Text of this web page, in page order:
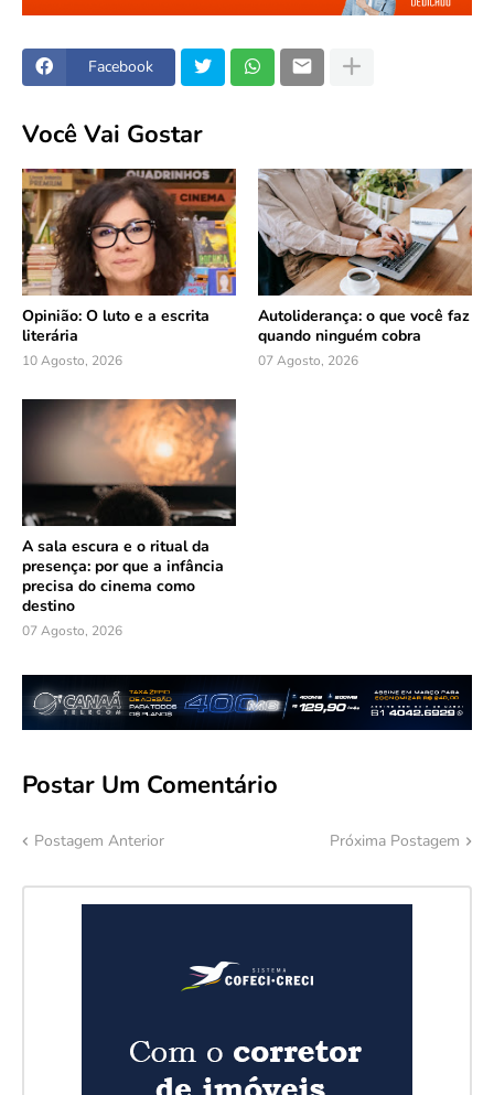
Facebook
Você Vai Gostar
Opinião: O luto e a escrita
literária
10 Agosto, 2026
Autoliderança: o que você faz
quando ninguém cobra
07 Agosto, 2026
A sala escura e o ritual da
presença: por que a infância
precisa do cinema como
destino
07 Agosto, 2026
Postar Um Comentário
Postagem Anterior Próxima Postagem